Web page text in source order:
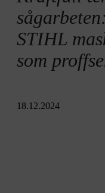
STIHL
som
18.12.2024